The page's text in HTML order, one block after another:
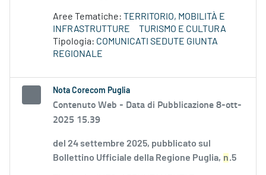
Aree Tematiche: TERRITORIO, MOBILITÀ E
INFRASTRUTTURE
TURISMO E CULTURA
Tipologia: COMUNICATI SEDUTE GIUNTA
REGIONALE
Nota Corecom Puglia
Contenuto Web - Data di Pubblicazione 8-ott-
2025 15.39
del 24 settembre 2025, pubblicato sul
Bollettino Ufficiale della Regione Puglia, n.5